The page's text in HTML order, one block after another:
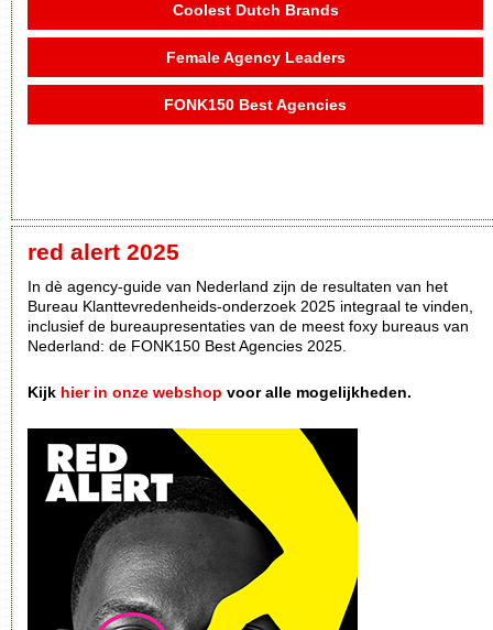
Coolest Dutch Brands
Female Agency Leaders
FONK150 Best Agencies
red alert 2025
In dè agency-guide van Nederland zijn de resultaten van het
Bureau Klanttevredenheids-onderzoek 2025 integraal te vinden,
inclusief de bureaupresentaties van de meest foxy bureaus van
Nederland: de FONK150 Best Agencies 2025.
Kijk hier in onze webshop voor alle mogelijkheden.